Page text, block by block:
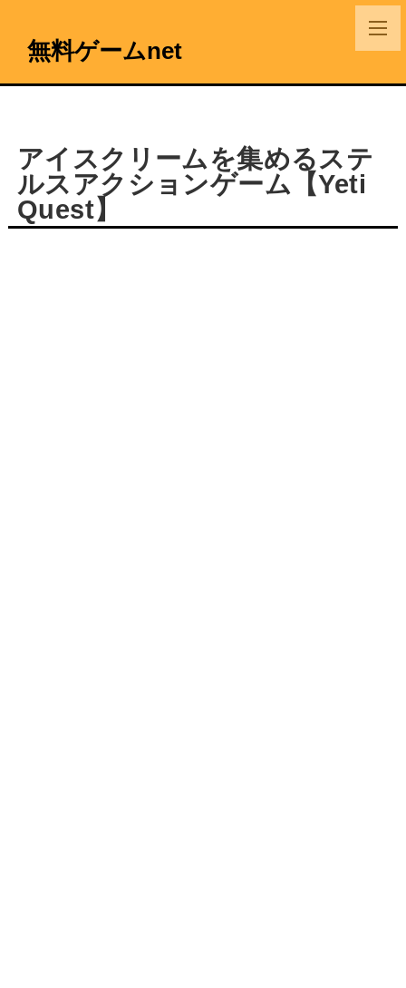
無料ゲームnet
アイスクリームを集めるステ
ルスアクションゲーム【Yeti
Quest】